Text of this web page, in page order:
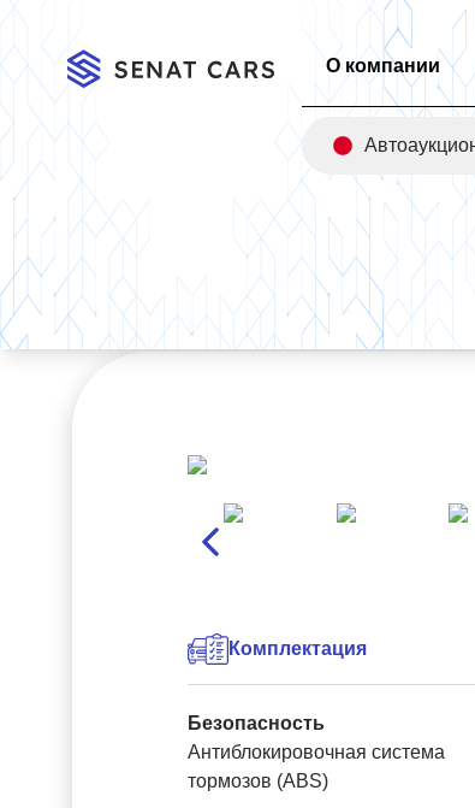
О компании
Главная/Каталог Kia Sorento Diesel 2.0 Marster 2WD
Комплектация
Безопасность
Антиблокировочная система
тормозов (ABS)